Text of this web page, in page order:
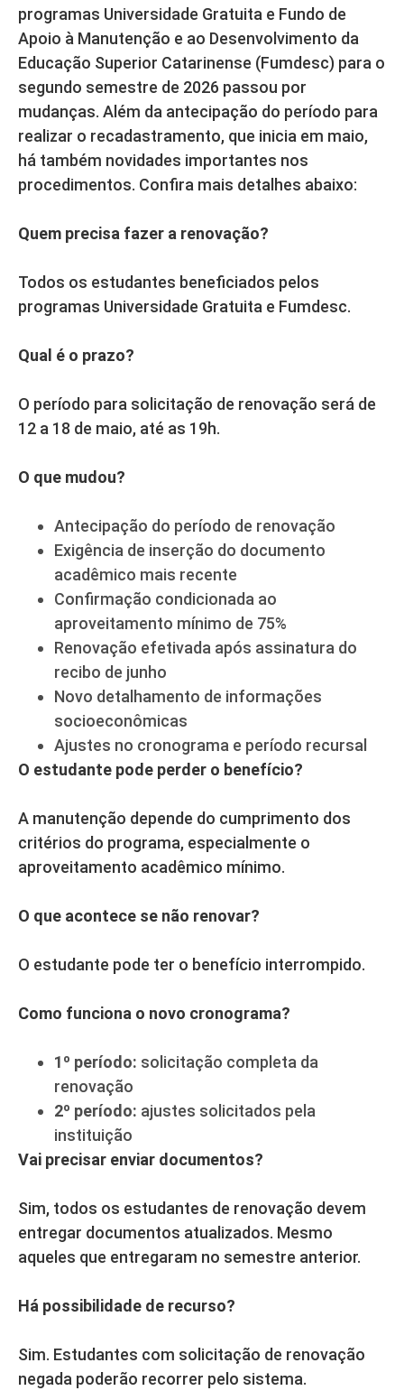
programas Universidade Gratuita e Fundo de
Apoio à Manutenção e ao Desenvolvimento da
Educação Superior Catarinense (Fumdesc) para o
segundo semestre de 2026 passou por
mudanças. Além da antecipação do período para
realizar o recadastramento, que inicia em maio,
há também novidades importantes nos
procedimentos. Confira mais detalhes abaixo:
Quem precisa fazer a renovação?
Todos os estudantes beneficiados pelos
programas Universidade Gratuita e Fumdesc.
Qual é o prazo?
O período para solicitação de renovação será de
12 a 18 de maio, até as 19h.
O que mudou?
Antecipação do período de renovação
Exigência de inserção do documento
acadêmico mais recente
Confirmação condicionada ao
aproveitamento mínimo de 75%
Renovação efetivada após assinatura do
recibo de junho
Novo detalhamento de informações
socioeconômicas
Ajustes no cronograma e período recursal
O estudante pode perder o benefício?
A manutenção depende do cumprimento dos
critérios do programa, especialmente o
aproveitamento acadêmico mínimo.
O que acontece se não renovar?
O estudante pode ter o benefício interrompido.
Como funciona o novo cronograma?
1º período: solicitação completa da
renovação
2º período: ajustes solicitados pela
instituição
Vai precisar enviar documentos?
Sim, todos os estudantes de renovação devem
entregar documentos atualizados. Mesmo
aqueles que entregaram no semestre anterior.
Há possibilidade de recurso?
Sim. Estudantes com solicitação de renovação
negada poderão recorrer pelo sistema.